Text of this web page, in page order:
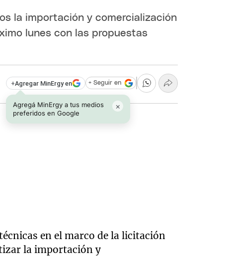
la importación y comercialización
lunes con las propuestas
+Agregar MinErgy en
Agregá MinErgy a tus medios
preferidos en Google
×
+ Seguir en
en el marco de la licitación
la importación y